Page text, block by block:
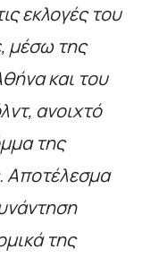
εκλογές του
μέσω της
και του
ανοιχτό
της
Αποτέλεσμα
της